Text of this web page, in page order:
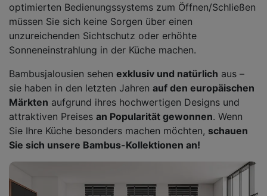
optimierten Bedienungssystems zum Öffnen/Schließen
müssen Sie sich keine Sorgen über einen
unzureichenden Sichtschutz oder erhöhte
Sonneneinstrahlung in der Küche machen.
Bambusjalousien sehen exklusiv und natürlich aus –
sie haben in den letzten Jahren auf den europäischen
Märkten aufgrund ihres hochwertigen Designs und
attraktiven Preises an Popularität gewonnen. Wenn
Sie Ihre Küche besonders machen möchten, schauen
Sie sich unsere Bambus-Kollektionen an!